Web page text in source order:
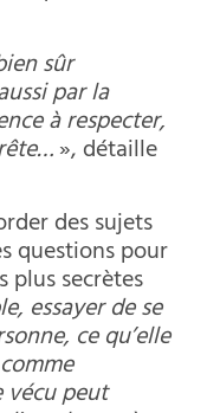
sûr
par la
à respecter,
», détaille
des sujets
questions pour
plus secrètes
essayer de se
ce qu’elle
peut